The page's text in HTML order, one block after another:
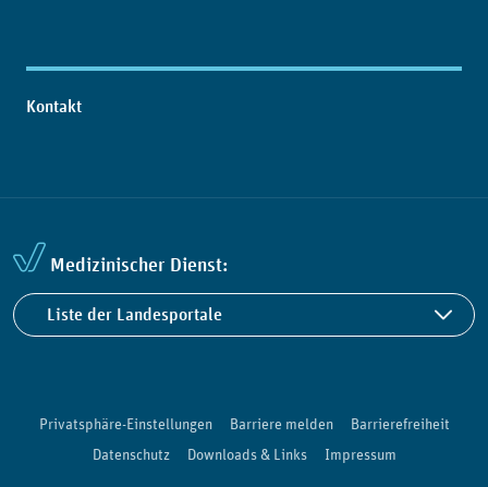
Kontakt
Medizinischer Dienst:
Liste der Landesportale
Privatsphäre-Einstellungen Barriere melden
Barrierefreiheit
Datenschutz
Downloads & Links Impressum